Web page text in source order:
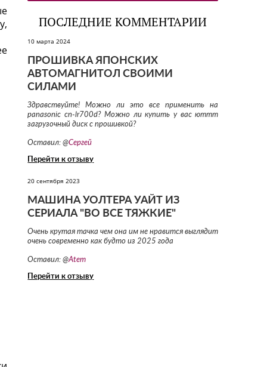
ПОСЛЕДНИЕ КОММЕНТАРИИ
10 марта 2024
ПРОШИВКА ЯПОНСКИХ
АВТОМАГНИТОЛ СВОИМИ
СИЛАМИ
Здравствуйте! Можно ли это все применить на
panasonic cn-lr700d? Можно ли купить у вас юттт
загрузочный диск с прошивкой?
Оставил: @Сергей
Перейти к отзыву
20 сентября 2023
МАШИНА УОЛТЕРА УАЙТ ИЗ
СЕРИАЛА "ВО ВСЕ ТЯЖКИЕ"
Очень крутая тачка чем она им не нравится выглядит
очень современно как будто из 2025 года
Оставил: @Atem
Перейти к отзыву